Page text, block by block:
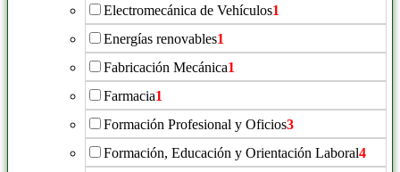
Electromecánica de Vehículos1
Energías renovables1
Fabricación Mecánica1
Farmacia1
Formación Profesional y Oficios3
Formación, Educación y Orientación Laboral4